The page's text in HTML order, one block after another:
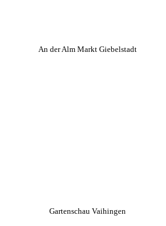
An der Alm Markt Giebelstadt
Gartenschau Vaihingen